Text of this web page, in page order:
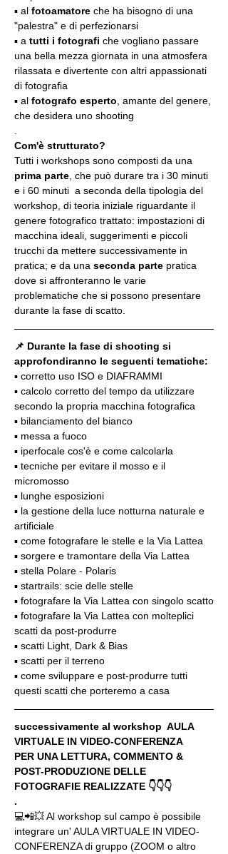
▪️ al fotoamatore che ha bisogno di una
"palestra" e di perfezionarsi
▪️ a tutti i fotografi che vogliano passare
una bella mezza giornata in una atmosfera
rilassata e divertente con altri appassionati
di fotografia
▪️ al fotografo esperto , amante del genere,
che desidera uno shooting
Com'è strutturato?
Tutti i workshops sono composti da una
prima parte , che può durare tra i 30 minuti
e i 60 minuti  a seconda della tipologia del
workshop, di teoria iniziale riguardante il
genere fotografico trattato: impostazioni di
macchina ideali, suggerimenti e piccoli
trucchi da mettere successivamente in
pratica; e da una seconda parte pratica
dove si affronteranno le varie
problematiche che si possono presentare
durante la fase di scatto.
📌 Durante la fase di shooting si
approfondiranno le seguenti tematiche:
▪️ corretto uso ISO e DIAFRAMMI
▪️ calcolo corretto del tempo da utilizzare
secondo la propria macchina fotografica
▪️ bilanciamento del bianco
▪️ messa a fuoco
▪️ iperfocale cos'è e come calcolarla
▪️ tecniche per evitare il mosso e il
micromosso
▪️ lunghe esposizioni
▪️ la gestione della luce notturna naturale e
artificiale
▪️ come fotografare le stelle e la Via Lattea
▪️ sorgere e tramontare della Via Lattea
▪️ stella Polare - Polaris
▪️ startrails: scie delle stelle
▪️ fotografare la Via Lattea con singolo scatto
▪️ fotografare la Via Lattea con molteplici
scatti da post-produrre
▪️ scatti Light, Dark & Bias
▪️ scatti per il terreno
▪️ come sviluppare e post-produrre tutti
questi scatti che porteremo a casa
successivamente al workshop  AULA
VIRTUALE IN VIDEO-CONFERENZA
PER UNA LETTURA, COMMENTO &
POST-PRODUZIONE DELLE
FOTOGRAFIE REALIZZATE 👇👇👇
.
💻📲💥 Al workshop sul campo è possibile
integrare un' AULA VIRTUALE IN VIDEO-
CONFERENZA di gruppo (ZOOM o altro